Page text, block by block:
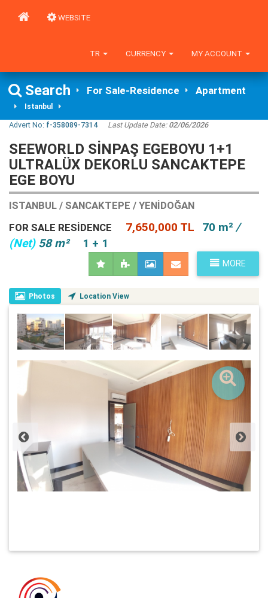
WEBSITE
MY ACCOUNT
CURRENCY
TR
Search For Sale-Residence Apartment
Istanbul
Advert No: f-358089-7314 Last Update Date:02/06/2026
SEEWORLD SİNPAŞ EGEBOYU 1+1
ULTRALÜX DEKORLU SANCAKTEPE
EGE BOYU
ISTANBUL / SANCAKTEPE / YENIDOĞAN
FOR SALE RESIDENCE
7,650,000 TL 70 m² /
(Net)58 m² 1 + 1
MORE
Photos Location View